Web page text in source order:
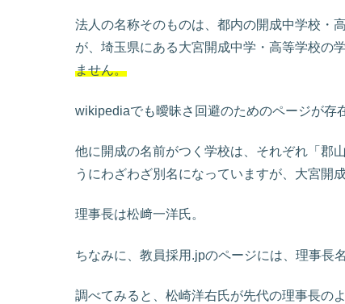
法人の名称そのものは、都内の開成中学校・
が、埼玉県にある大宮開成中学・高等学校の
ません。
wikipediaでも曖昧さ回避のためのページが存
他に開成の名前がつく学校は、それぞれ「郡
うにわざわざ別名になっていますが、大宮開
理事長は松﨑一洋氏。
ちなみに、教員採用.jpのページには、理事長
調べてみると、松崎洋右氏が先代の理事長のよ